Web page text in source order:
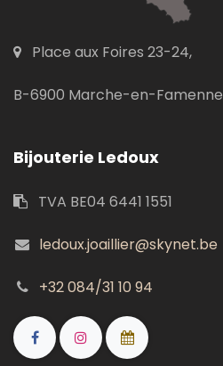
Place aux Foires 23-24,
B-6900 Marche-en-Famenne
Bijouterie Ledoux
TVA BE04 6441 1551
ledoux.joaillier@skynet.be
+32 084/31 10 94